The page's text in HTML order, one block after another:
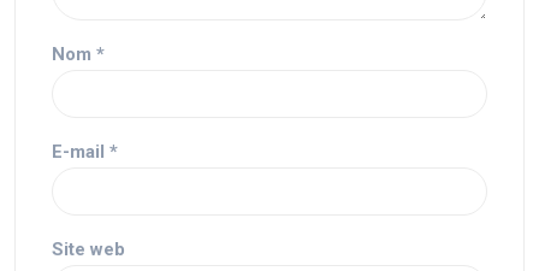
Nom *
E-mail *
Site web